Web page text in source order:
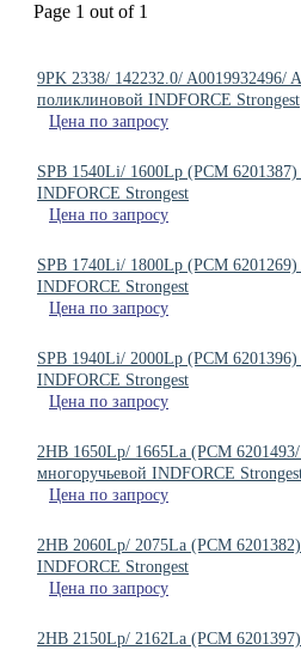
Page 1 out of 1
9PK 2338/ 142232.0/ A0019932496/
поликлиновой INDFORCE Strongest
Цена по запросу
SPB 1540Li/ 1600Lp (РСМ 6201387)
INDFORCE Strongest
Цена по запросу
SPB 1740Li/ 1800Lp (PCM 6201269)
INDFORCE Strongest
Цена по запросу
SPB 1940Li/ 2000Lp (PCM 6201396)
INDFORCE Strongest
Цена по запросу
2HB 1650Lp/ 1665La (PCM
многоручьевой INDFORCE
Цена по запросу
2HB 2060Lp/ 2075La (РСМ 6201382)
INDFORCE Strongest
Цена по запросу
2HB 2150Lp/ 2162La (PCM